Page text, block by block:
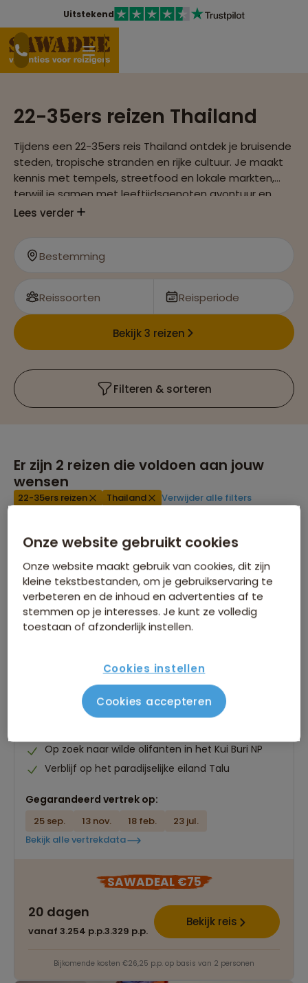
Uitstekend
22-35ers reizen Thailand
Tijdens een 22-35ers reis Thailand ontdek je bruisende
steden, tropische stranden en rijke cultuur. Je maakt
kennis met tempels, streetfood en lokale markten,
terwijl je samen met leeftijdsgenoten avontuur en
ontspanning afwisselt. Deze reis is perfect voor jonge
Lees verder
Bestemming
Reissoorten Reisperiode
Bekijk 3 reizen
Filteren & sorteren
Er zijn 2 reizen die voldoen aan jouw
wensen
22-35ers reizen Thailand Verwijder alle filters
22-35ers reis Thailand
91 beoordelingen
Tweedaagse trekking langs bergvolken in het
Op zoek naar wilde olifanten in het Kui Buri NP
Verblijf op het paradijselijke eiland Talu
Gegarandeerd vertrek op:
25 sep. 13 nov. 18 feb.
23 jul.
Bekijk alle vertrekdata
SAWADEAL €75
20 dagen
vanaf 3.254 p.p.3.329 p.p.
Bekijk reis
Bijkomende kosten €26,25 p.p. op basis van 2 personen
Onze website gebruikt cookies
Onze website maakt gebruik van cookies, dit zijn
kleine tekstbestanden, om je gebruikservaring te
verbeteren en de inhoud en advertenties af te
stemmen op je interesses. Je kunt ze volledig
toestaan of afzonderlijk instellen.
Cookies instellen
Cookies accepteren